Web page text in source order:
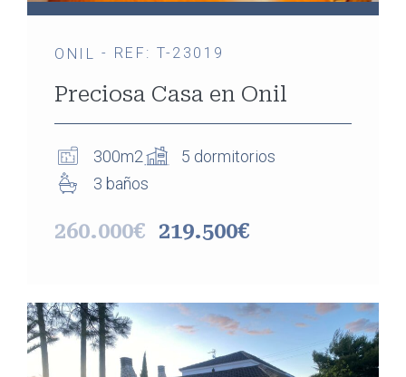
ONIL - REF: T-23019
Preciosa Casa en Onil
300m2
5 dormitorios
3 baños
260.000€ 219.500€